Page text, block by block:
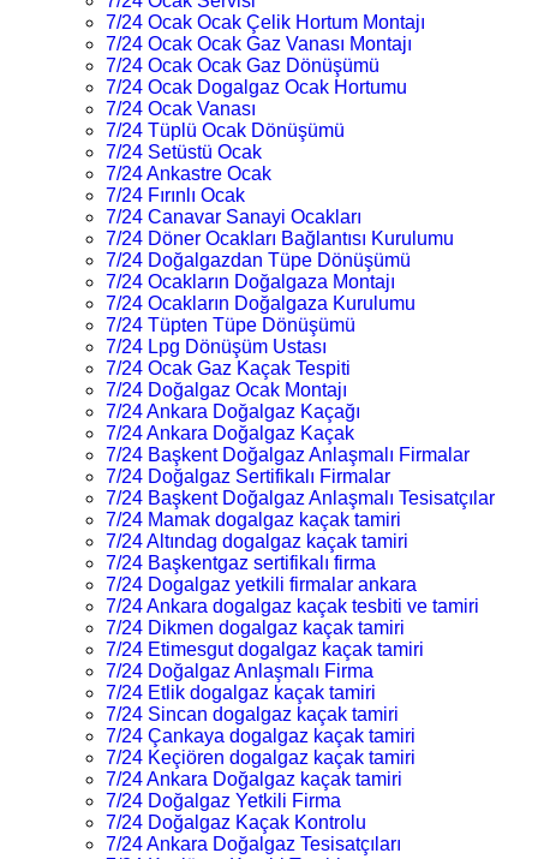
7/24 Ocak Ocak Çelik Hortum Montajı
7/24 Ocak Ocak Gaz Vanası Montajı
7/24 Ocak Ocak Gaz Dönüşümü
7/24 Ocak Dogalgaz Ocak Hortumu
7/24 Ocak Vanası
7/24 Tüplü Ocak Dönüşümü
7/24 Setüstü Ocak
7/24 Ankastre Ocak
7/24 Fırınlı Ocak
7/24 Canavar Sanayi Ocakları
7/24 Döner Ocakları Bağlantısı Kurulumu
7/24 Doğalgazdan Tüpe Dönüşümü
7/24 Ocakların Doğalgaza Montajı
7/24 Ocakların Doğalgaza Kurulumu
7/24 Tüpten Tüpe Dönüşümü
7/24 Lpg Dönüşüm Ustası
7/24 Ocak Gaz Kaçak Tespiti
7/24 Doğalgaz Ocak Montajı
7/24 Ankara Doğalgaz Kaçağı
7/24 Ankara Doğalgaz Kaçak
7/24 Başkent Doğalgaz Anlaşmalı Firmalar
7/24 Doğalgaz Sertifikalı Firmalar
7/24 Başkent Doğalgaz Anlaşmalı Tesisatçılar
7/24 Mamak dogalgaz kaçak tamiri
7/24 Altındag dogalgaz kaçak tamiri
7/24 Başkentgaz sertifikalı firma
7/24 Dogalgaz yetkili firmalar ankara
7/24 Ankara dogalgaz kaçak tesbiti ve tamiri
7/24 Dikmen dogalgaz kaçak tamiri
7/24 Etimesgut dogalgaz kaçak tamiri
7/24 Doğalgaz Anlaşmalı Firma
7/24 Etlik dogalgaz kaçak tamiri
7/24 Sincan dogalgaz kaçak tamiri
7/24 Çankaya dogalgaz kaçak tamiri
7/24 Keçiören dogalgaz kaçak tamiri
7/24 Ankara Doğalgaz kaçak tamiri
7/24 Doğalgaz Yetkili Firma
7/24 Doğalgaz Kaçak Kontrolu
7/24 Ankara Doğalgaz Tesisatçıları